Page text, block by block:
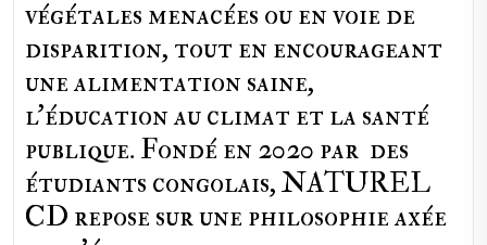
végétales menacées ou en voie de
disparition, tout en encourageant
une alimentation saine,
l'éducation au climat et la santé
publique. Fondé en 2020 par des
étudiants congolais, NATUREL
CD repose sur une philosophie axée